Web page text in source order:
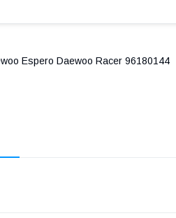
Espero Daewoo Racer 96180144